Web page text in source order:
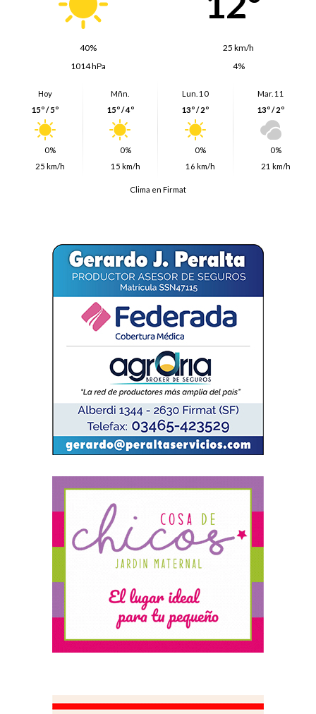
40%
25 km/h
1014 hPa
4%
Hoy
15º / 5º
0%
25 km/h
Mñn.
15º / 4º
0%
15 km/h
Lun. 10
13º / 2º
0%
16 km/h
Mar. 11
13º / 2º
0%
21 km/h
Clima en Firmat